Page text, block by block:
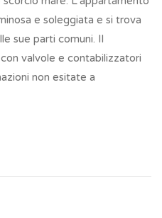
e soleggiata e si trova
sue parti comuni. Il
valvole e contabilizzatori
non esitate a